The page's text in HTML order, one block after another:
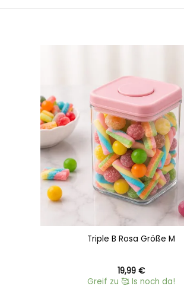
Triple B Rosa Größe M
19,99 €
Greif zu 🥰 Is noch da!